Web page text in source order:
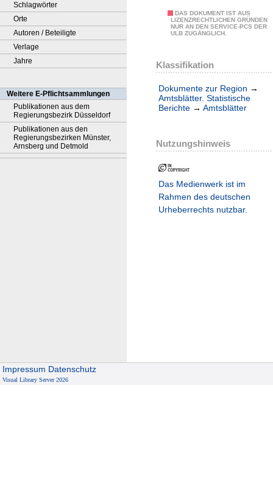
Schlagwörter
Orte
Autoren / Beteiligte
Verlage
Jahre
Weitere E-Pflichtsammlungen
Publikationen aus dem
Regierungsbezirk Düsseldorf
Publikationen aus den
Regierungsbezirken Münster,
Arnsberg und Detmold
DAS DOKUMENT IST AUS
LIZENZRECHTLICHEN GRÜNDEN
NUR AN DEN SERVICE-PCS DER
ULB ZUGÄNGLICH.
Klassifikation
Dokumente zur Region →
Amtsblätter. Statistische
Berichte → Amtsblätter
Nutzungshinweis
Das Medienwerk ist im
Rahmen des deutschen
Urheberrechts nutzbar.
Impressum Datenschutz
Visual Library Server 2026